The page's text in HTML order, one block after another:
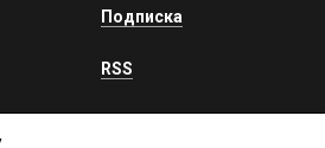
Подписка
RSS